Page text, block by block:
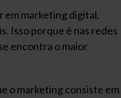
em marketing digital,
Isso porque é nas redes
encontra o maior
o marketing consiste em